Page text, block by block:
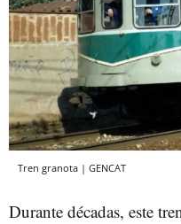
Tren granota | GENCAT
Durante décadas, este